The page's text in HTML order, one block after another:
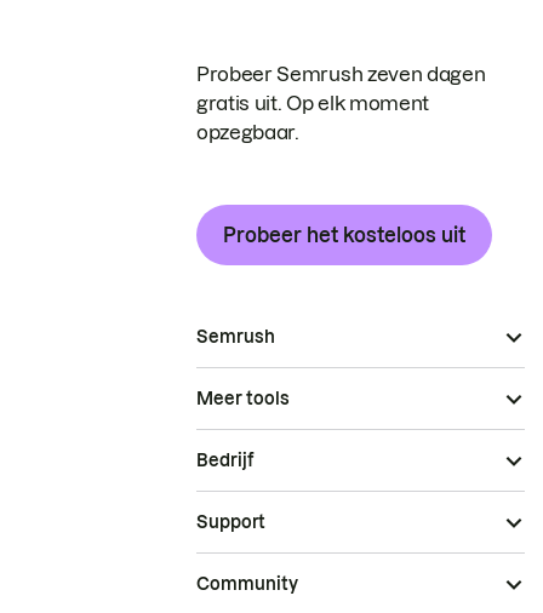
Probeer Semrush zeven dagen
gratis uit. Op elk moment
opzegbaar.
Probeer het kosteloos uit
Semrush
Meer tools
Bedrijf
Support
Community